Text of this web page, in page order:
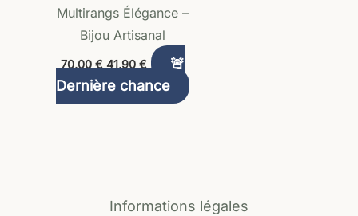
Multirangs Élégance –
Bijou Artisanal
70,00€ 41,90 €
🚨
Dernière chance
Informations légales